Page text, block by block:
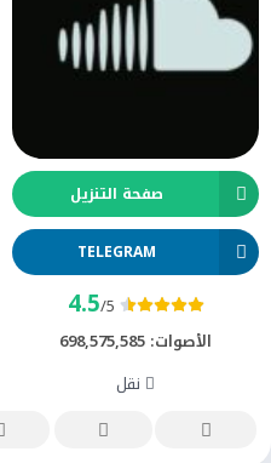
صفحة التنزيل
TELEGRAM
4.5/5
الأصوات: 698,575,585
نقل